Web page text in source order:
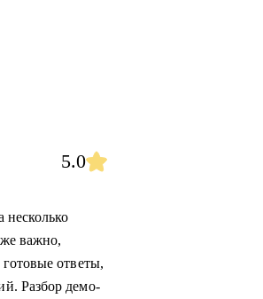
5.0
несколько
важно,
ответы,
Разбор демо-